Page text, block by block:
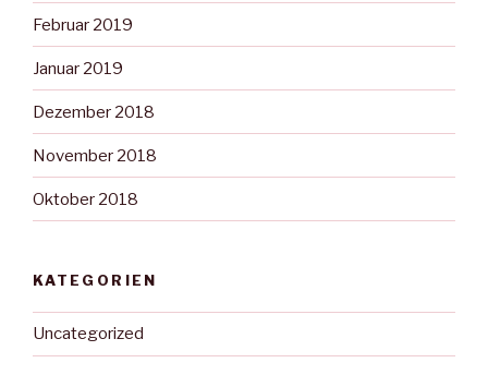
Februar 2019
Januar 2019
Dezember 2018
November 2018
Oktober 2018
KATEGORIEN
Uncategorized